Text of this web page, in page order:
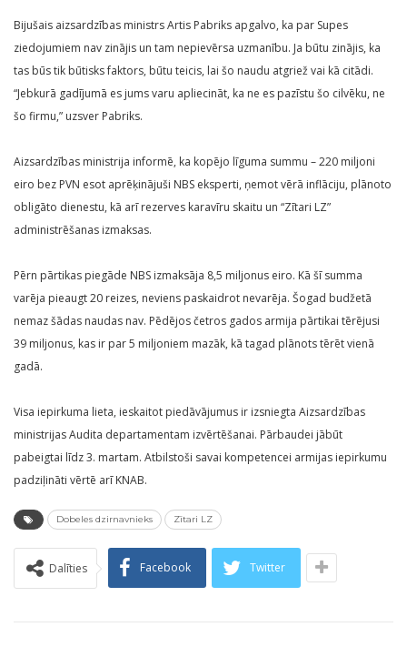
Bijušais aizsardzības ministrs Artis Pabriks apgalvo, ka par Supes
ziedojumiem nav zinājis un tam nepievērsa uzmanību. Ja būtu zinājis, ka
tas būs tik būtisks faktors, būtu teicis, lai šo naudu atgriež vai kā citādi.
“Jebkurā gadījumā es jums varu apliecināt, ka ne es pazīstu šo cilvēku, ne
šo firmu,” uzsver Pabriks.
Aizsardzības ministrija informē, ka kopējo līguma summu – 220 miljoni
eiro bez PVN esot aprēķinājuši NBS eksperti, ņemot vērā inflāciju, plānoto
obligāto dienestu, kā arī rezerves karavīru skaitu un “Zītari LZ”
administrēšanas izmaksas.
Pērn pārtikas piegāde NBS izmaksāja 8,5 miljonus eiro. Kā šī summa
varēja pieaugt 20 reizes, neviens paskaidrot nevarēja. Šogad budžetā
nemaz šādas naudas nav. Pēdējos četros gados armija pārtikai tērējusi
39 miljonus, kas ir par 5 miljoniem mazāk, kā tagad plānots tērēt vienā
gadā.
Visa iepirkuma lieta, ieskaitot piedāvājumus ir izsniegta Aizsardzības
ministrijas Audita departamentam izvērtēšanai. Pārbaudei jābūt
pabeigtai līdz 3. martam. Atbilstoši savai kompetencei armijas iepirkumu
padziļināti vērtē arī KNAB.
Dobeles dzirnavnieks Zītari LZ
Dalīties Facebook Twitter